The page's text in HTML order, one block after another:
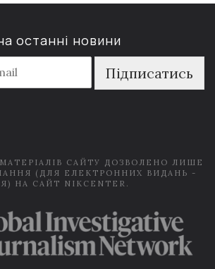
останні новини
Підписатись
САЙТУ ДОЗВОЛЕНО ЛИШЕ
(ДЛЯ ЕЛЕКТРОННИХ ВИДАНЬ -
НА САЙТ NIKCENTER.